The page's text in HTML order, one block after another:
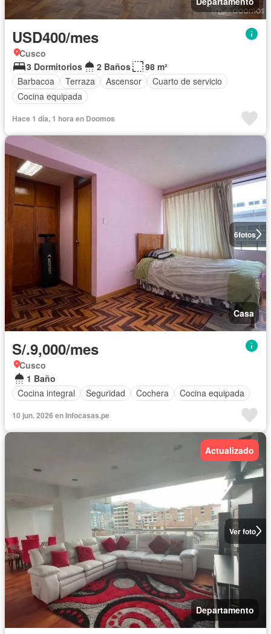
USD400/mes
Cusco
3 Dormitorios
2 Baños
98 m²
Barbacoa
Terraza Ascensor
Cuarto de servicio
Cocina equipada
Hace 1 día, 1 hora en Doomos
6fotos
Casa
S/.9,000/mes
Cusco
1 Baño
Cocina integral
Seguridad Cochera Cocina equipada
10 jun. 2026 en Infocasas.pe
Ver foto
Actualizado
Departamento